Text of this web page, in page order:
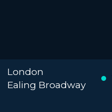
London
Ealing Broadway